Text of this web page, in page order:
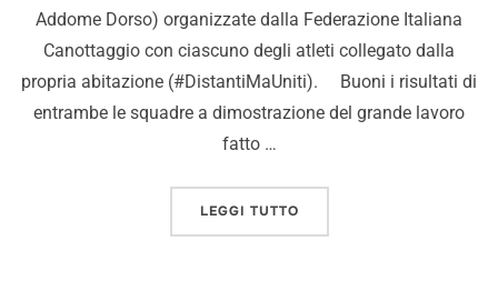
Addome Dorso) organizzate dalla Federazione Italiana
Canottaggio con ciascuno degli atleti collegato dalla
propria abitazione (#DistantiMaUniti). Buoni i risultati di
entrambe le squadre a dimostrazione del grande lavoro
fatto …
LEGGI TUTTO